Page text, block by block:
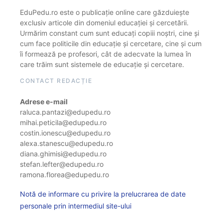
EduPedu.ro este o publicație online care găzduiește
exclusiv articole din domeniul educației și cercetării.
Urmărim constant cum sunt educați copiii noștri, cine și
cum face politicile din educație și cercetare, cine și cum
îi formează pe profesori, cât de adecvate la lumea în
care trăim sunt sistemele de educație și cercetare.
CONTACT REDACȚIE
Adrese e-mail
raluca.pantazi@edupedu.ro
mihai.peticila@edupedu.ro
costin.ionescu@edupedu.ro
alexa.stanescu@edupedu.ro
diana.ghimisi@edupedu.ro
stefan.lefter@edupedu.ro
ramona.florea@edupedu.ro
Notă de informare cu privire la prelucrarea de date
personale prin intermediul site-ului